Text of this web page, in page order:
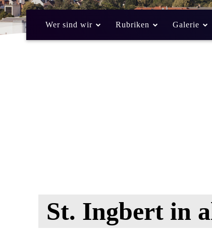
Wer sind wir Rubriken Galerie
St. Ingbert in